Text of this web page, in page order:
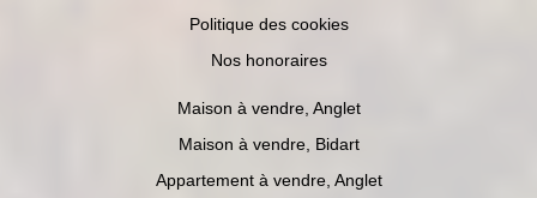
Politique des cookies
Nos honoraires
Maison à vendre, Anglet
Maison à vendre, Bidart
Appartement à vendre, Anglet